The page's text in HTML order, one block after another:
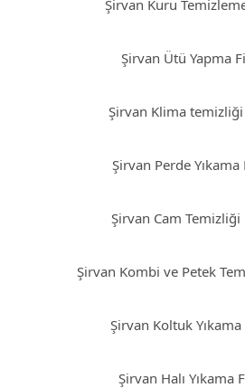
Şirvan Kuru
Şirvan Ütü Yapma
Şirvan Klima temizliği
Şirvan Perde Yıkama
Şirvan Cam Temizliği
Şirvan Kombi ve Petek
Şirvan Koltuk Yıkama
Şirvan Halı Yıkama